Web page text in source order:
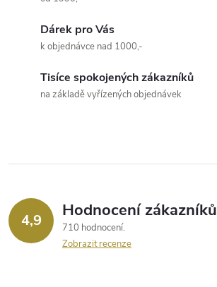
í
r
v
Dárek pro Vás
k objednávce nad 1000,-
Tisíce spokojených zákazníků
na základě vyřízených objednávek
4,9 Hodnocení zákazníků
710 hodnocení
Zobrazit recenze